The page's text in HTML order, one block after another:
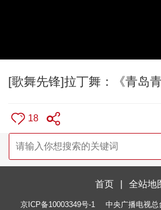
[歌舞先锋]拉丁舞：《青岛青
18
首页 全站地
京ICP备10003349号-1 中央广播电视总